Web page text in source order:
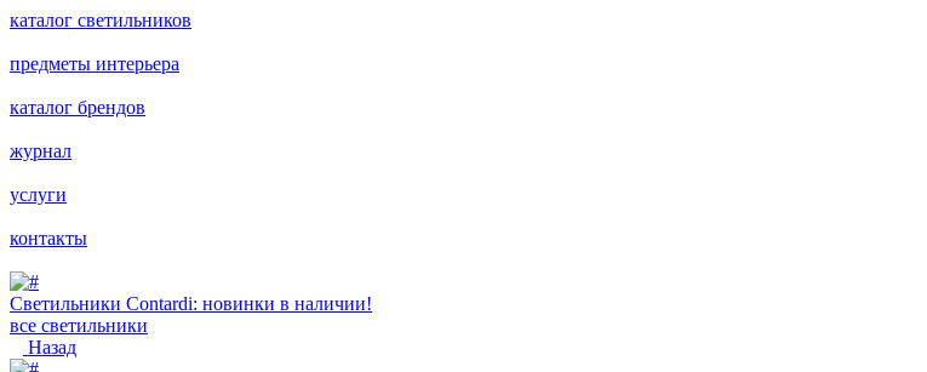
каталог светильников
предметы интерьера
каталог брендов
журнал
услуги
контакты
Светильники Contardi: новинки в наличии!
все светильники
Назад